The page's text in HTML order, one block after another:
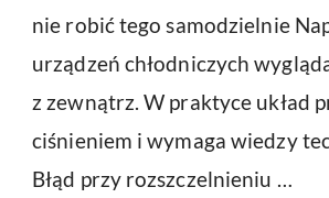
nie robić tego samodzielnie
urządzeń chłodniczych
z zewnątrz. W praktyce układ
ciśnieniem i wymaga wiedzy
Błąd przy rozszczelnieniu …